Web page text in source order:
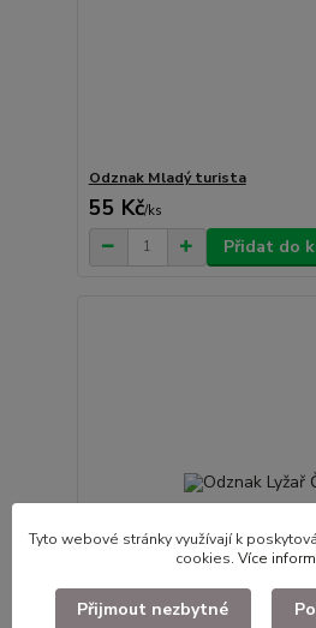
Odznak Mladý turista
55 Kč/ks
Přidat do
Tyto webové stránky využívají k
cookies. Více
Přijmout nezbytné